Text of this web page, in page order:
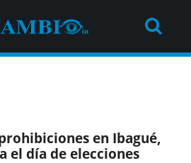
en Ibagué,
el día de elecciones